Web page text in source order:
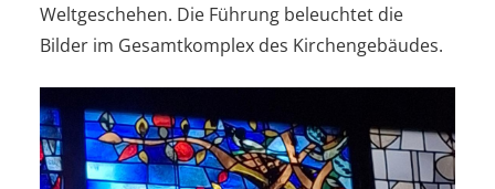
Weltgeschehen. Die Führung beleuchtet die
Bilder im Gesamtkomplex des Kirchengebäudes.